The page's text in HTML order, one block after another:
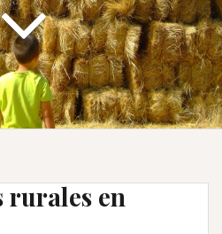
rurales en